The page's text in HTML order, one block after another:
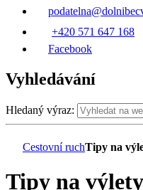
+420 571 647 168
Facebook
Vyhledávání
Hledaný výraz:
Cestovní ruchTipy na
Tipy na